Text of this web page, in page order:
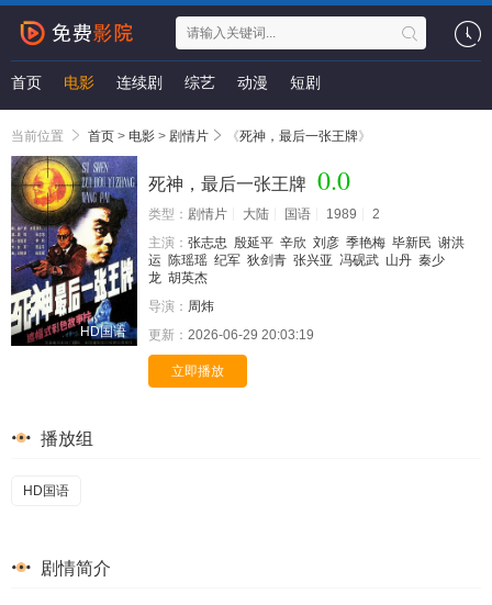
首页 电影 连续剧 综艺 动漫 短剧
当前位置 首页 > 电影 > 剧情片 《死神，最后一张王牌》
HD国语
死神，最后一张王牌 0.0
类型： 剧情片 大陆 国语 1989
2
主演： 张志忠 殷延平 辛欣 刘彦 季艳梅 毕新民 谢洪
运 陈瑶瑶 纪军 狄剑青 张兴亚 冯砚武 山丹 秦少
龙 胡英杰
导演： 周炜
更新： 2026-06-29 20:03:19
立即播放
播放组
HD国语
剧情简介